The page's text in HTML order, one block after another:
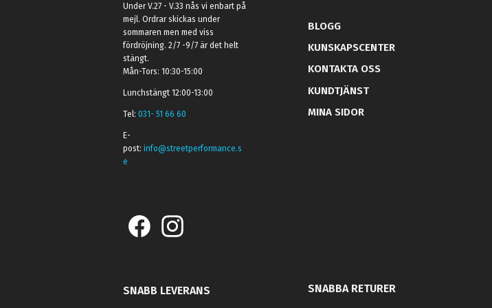
Under V.27 - V.33 nås vi enbart på
mejl. Ordrar skickas under
sommaren men med viss
fördröjning. 2/7 -9/7 är det helt
stängt.
Mån-Tors: 10:30-15:00
Lunchstängt 12:00-13:00
Tel:031- 51 66 60
E-
post:info@streetperformance.s
e
BLOGG
KUNSKAPSCENTER
KONTAKTA OSS
KUNDTJÄNST
MINA SIDOR
SNABB LEVERANS SNABBA RETURER